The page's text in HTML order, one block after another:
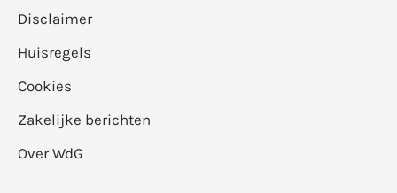
Disclaimer
Huisregels
Cookies
Zakelijke berichten
Over WdG